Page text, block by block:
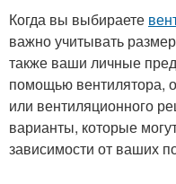
Когда вы выбираете
важно учитывать
также ваши личные
помощью вентилятора,
или вентиляционного
варианты, которые
зависимости от ваших